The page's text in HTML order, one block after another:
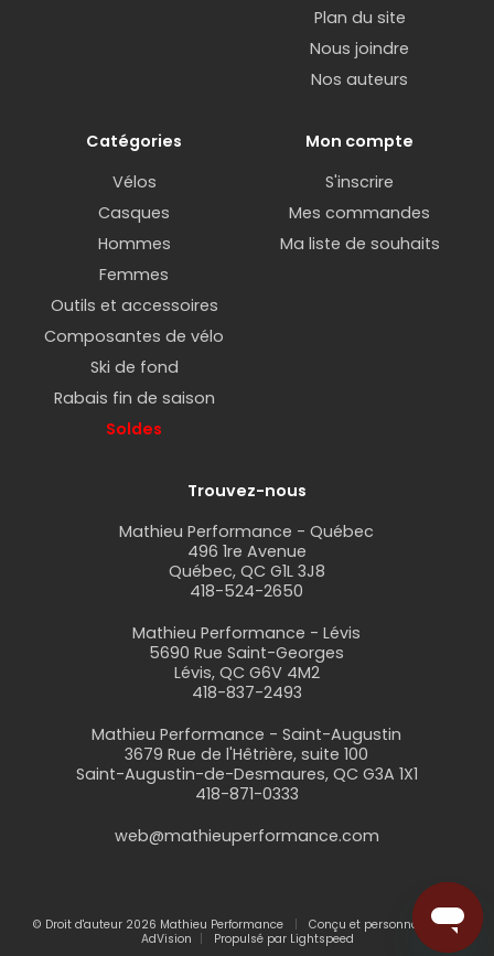
Plan du site
Nous joindre
Nos auteurs
Catégories
Vélos
Casques
Hommes
Femmes
Outils et accessoires
Composantes de vélo
Ski de fond
Rabais fin de saison
Soldes
Mon compte
S'inscrire
Mes commandes
Ma liste de souhaits
Trouvez-nous
Mathieu Performance - Québec
496 1re Avenue
Québec, QC G1L 3J8
418-524-2650
Mathieu Performance - Lévis
5690 Rue Saint-Georges
Lévis, QC G6V 4M2
418-837-2493
Mathieu Performance - Saint-Augustin
3679 Rue de l'Hêtrière, suite 100
Saint-Augustin-de-Desmaures, QC G3A 1X1
418-871-0333
web@mathieuperformance.com
© Droit d'auteur 2026 Mathieu Performance
Conçu et personnalisé par
AdVision
Propulsé par Lightspeed